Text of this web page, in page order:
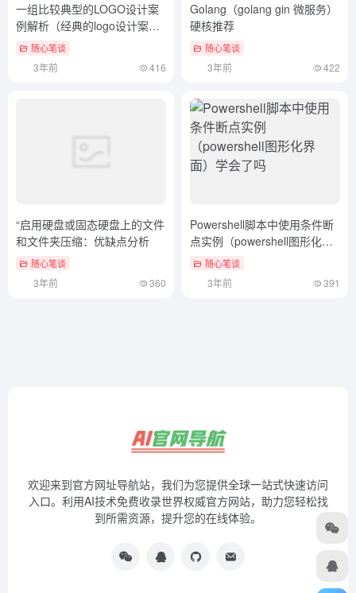
一组比较典型的LOGO设计案
例解析（经典的logo设计案
例）学会了吗
随心笔谈
3年前 416
Golang（golang gin 微服务）
硬核推荐
随心笔谈
3年前 422
“启用硬盘或固态硬盘上的文件
和文件夹压缩：优缺点分析
随心笔谈
3年前 360
Powershell脚本中使用条件断
点实例（powershell图形化界
面）学会了吗
随心笔谈
3年前 391
欢迎来到官方网址导航站，我们为您提供全球一站式快速访问
入口。利用AI技术免费收录世界权威官方网站，助力您轻松找
到所需资源，提升您的在线体验。